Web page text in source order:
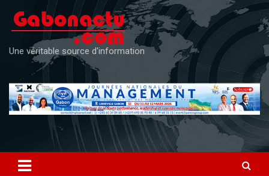
content
Une véritable source d'information